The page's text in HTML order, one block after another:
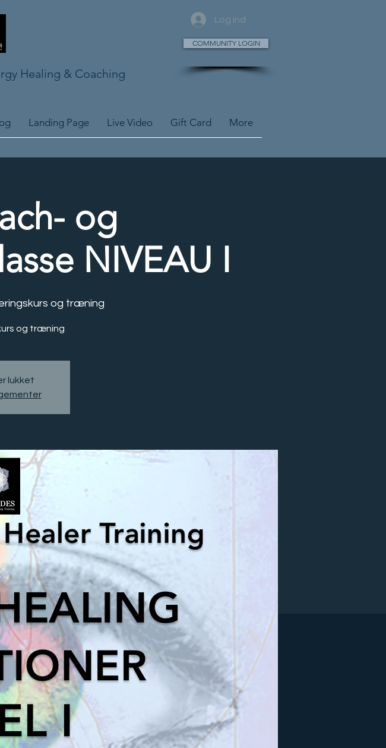
Log ind
COMMUNITY LOGIN
Healing & Coaching
Landing Page Live Video Gift Card More
og
NIVEAU I
og træning
og træning
lukket